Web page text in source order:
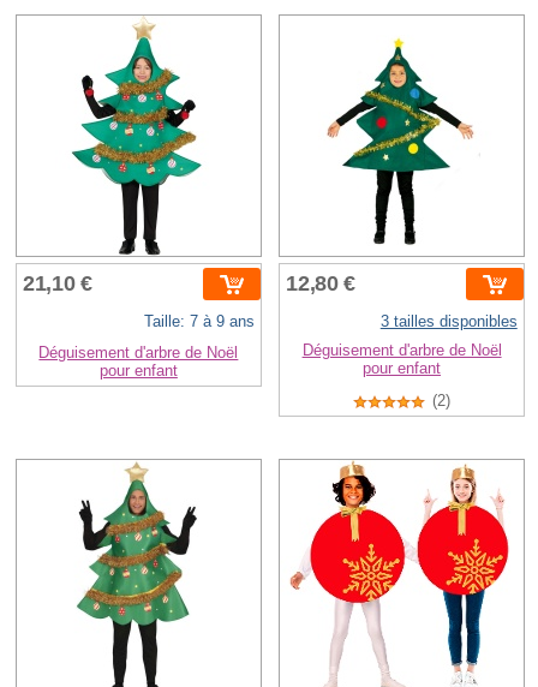
21,10 €
Taille: 7 à 9 ans
Déguisement d'arbre de Noël
pour enfant
12,80 €
3 tailles disponibles
Déguisement d'arbre de Noël
pour enfant
(2)